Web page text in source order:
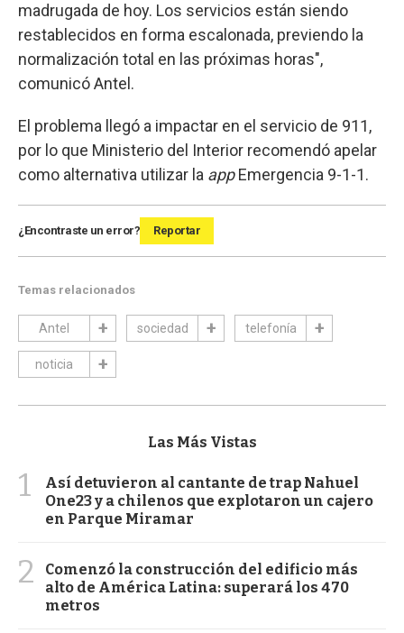
madrugada de hoy. Los servicios están siendo
restablecidos en forma escalonada, previendo la
normalización total en las próximas horas",
comunicó Antel.
El problema llegó a impactar en el servicio de 911,
por lo que Ministerio del Interior recomendó apelar
como alternativa utilizar la appEmergencia 9-1-1.
¿Encontraste un error? Reportar
Temas relacionados
Antel sociedad telefonía
noticia
Las Más Vistas
1
Así detuvieron al cantante de trap Nahuel
One23 y a chilenos que explotaron un cajero
en Parque Miramar
2
Comenzó la construcción del edificio más
alto de América Latina: superará los 470
metros